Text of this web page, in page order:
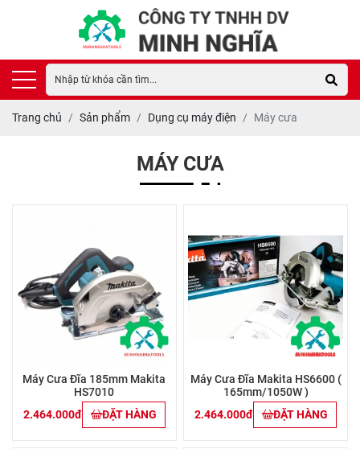
Trang chủ Sản phẩm Dụng cụ máy điện Máy cưa
MÁY CƯA
Máy Cưa Đĩa 185mm Makita
HS7010
2.464.000đ
ĐẶT HÀNG
Máy Cưa Đĩa Makita HS6600 (
165mm/1050W )
2.464.000đ
ĐẶT HÀNG